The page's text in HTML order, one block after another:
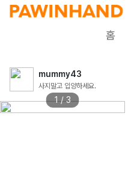
홈
mummy43
사지말고 입양하세요.
1 / 3